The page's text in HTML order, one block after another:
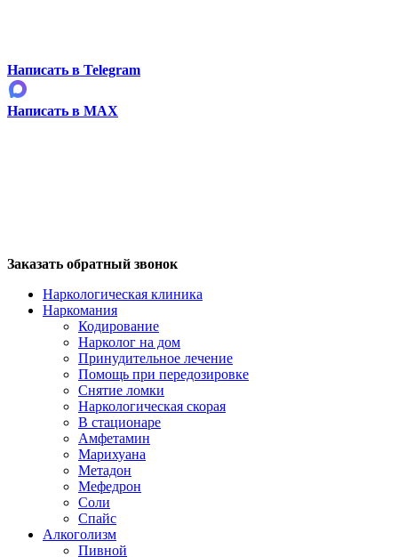
Написать в Telegram
Написать в MAX
Заказать обратный звонок
Наркологическая клиника
Наркомания
Кодирование
Нарколог на дом
Принудительное лечение
Помощь при передозировке
Снятие ломки
Наркологическая скорая
В стационаре
Амфетамин
Марихуана
Метадон
Мефедрон
Соли
Спайс
Алкоголизм
Пивной